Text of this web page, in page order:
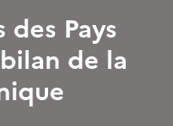
des Pays
de la